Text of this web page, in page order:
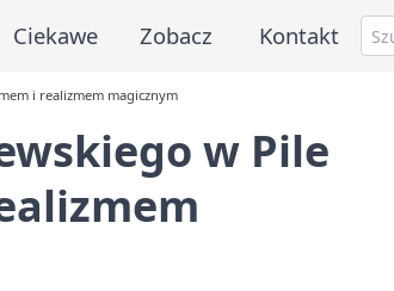
Ciekawe Zobacz Kontakt
i realizmem magicznym
w Pile